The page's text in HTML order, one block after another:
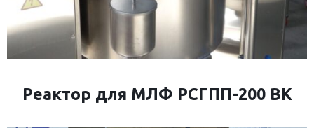
Реактор для МЛФ РСГПП-200 ВК